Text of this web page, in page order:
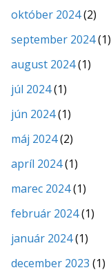
október 2024(2)
september 2024(1)
august 2024(1)
júl 2024(1)
jún 2024(1)
máj 2024(2)
apríl 2024(1)
marec 2024(1)
február 2024(1)
január 2024(1)
december 2023 (1)